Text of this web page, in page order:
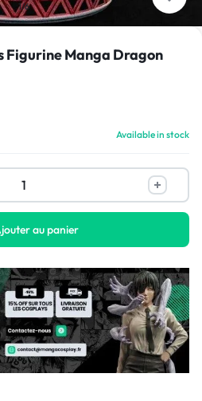
1/6
Figurine Manga Dragon
Available in stock
au panier